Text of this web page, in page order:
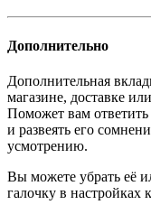
Дополнительно
Дополнительная
магазине, доставке
Поможет вам
и развеять его
усмотрению.
Вы можете убрать её
галочку в настройках